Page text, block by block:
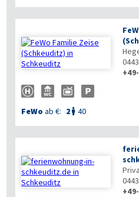

FeWo ab €: 2  40